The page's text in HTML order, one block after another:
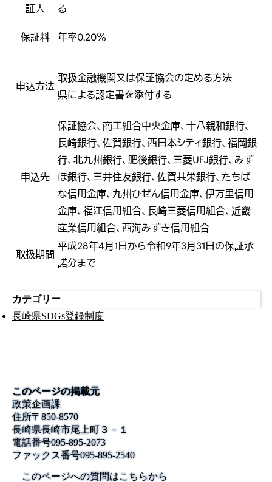
証人
る
保証料 年率0.20％
申込方法
取扱金融機関又は保証協会の定める方法
県による認定書を添付する
申込先
保証協会、商工組合中央金庫、十八親和銀行、
長崎銀行、佐賀銀行、西日本シティ銀行、福岡銀
行、北九州銀行、肥後銀行、三菱UFJ銀行、みず
ほ銀行、三井住友銀行、佐賀共栄銀行、たちば
な信用金庫、九州ひぜん信用金庫、伊万里信用
金庫、福江信用組合、長崎三菱信用組合、近畿
産業信用組合、西海みずき信用組合
取扱期間
平成28年4月1日から令和9年3月31日の保証承
諾分まで
カテゴリー
長崎県SDGs登録制度
このページの掲載元
政策企画課
住所〒850-8570
長崎県長崎市尾上町３－１
電話番号095-895-2073
ファックス番号095-895-2540
このページへの質問はこちらから